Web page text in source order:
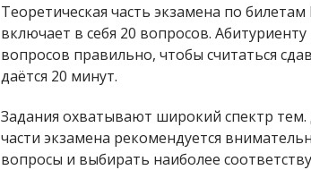
Теоретическая часть экзамена по
включает в себя 20 вопросов.
вопросов правильно, чтобы считаться
даётся 20 минут.
Задания охватывают широкий спектр тем.
части экзамена рекомендуется
вопросы и выбирать наиболее